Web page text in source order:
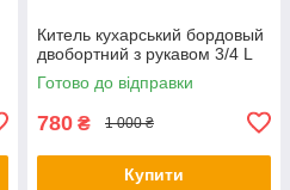
Китель кухарський бордовый
двобортний з рукавом 3/4 L
Готово до відправки
780 ₴ 1 000 ₴
Купити